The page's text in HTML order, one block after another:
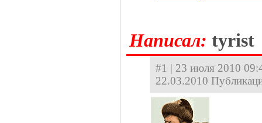
Hаписал: tyrist
#1 | 23 июля 2010
22.03.2010